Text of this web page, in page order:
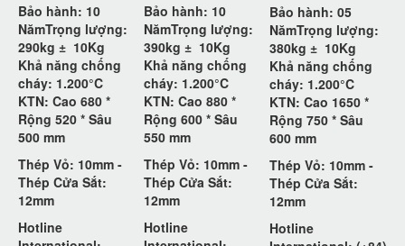
Bảo hành: 10
NămTrọng lượng:
290kg ± 10Kg
Khả năng chống
cháy: 1.200°C
KTN: Cao 680 *
Rộng 520 * Sâu
500 mm
Thép Vỏ: 10mm -
Thép Cửa Sắt:
12mm
Hotline
Bảo hành: 10
NămTrọng lượng:
390kg ± 10Kg
Khả năng chống
cháy: 1.200°C
KTN: Cao 880 *
Rộng 600 * Sâu
550 mm
Thép Vỏ: 10mm -
Thép Cửa Sắt:
12mm
Hotline
Bảo hành: 05
NămTrọng lượng:
380kg ± 10Kg
Khả năng chống
cháy: 1.200°C
KTN: Cao 1650 *
Rộng 750 * Sâu
600 mm
Thép Vỏ: 10mm -
Thép Cửa Sắt:
12mm
Hotline